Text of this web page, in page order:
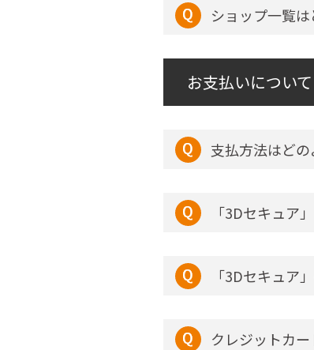
ショップ一覧
お支払いについて
支払方法はどの
「3Dセキュア
「3Dセキュア
クレジットカ